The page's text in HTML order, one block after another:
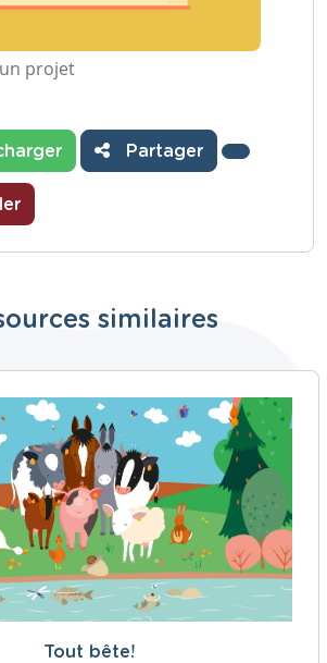
projet
Partager
similaires
Tout bête!